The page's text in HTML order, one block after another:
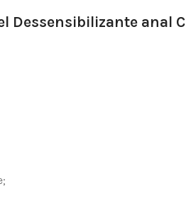
Dessensibilizante anal